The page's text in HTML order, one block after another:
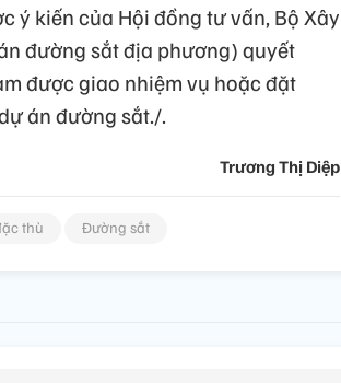
ý kiến của Hội đồng tư vấn, Bộ Xây
đường sắt địa phương) quyết
được giao nhiệm vụ hoặc đặt
án đường sắt./.
Trương Thị Diệp
thù Đường sắt